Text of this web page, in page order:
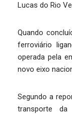
Lucas do Rio
Quando
ferroviário
operada pela
novo eixo
Segundo a
transporte da